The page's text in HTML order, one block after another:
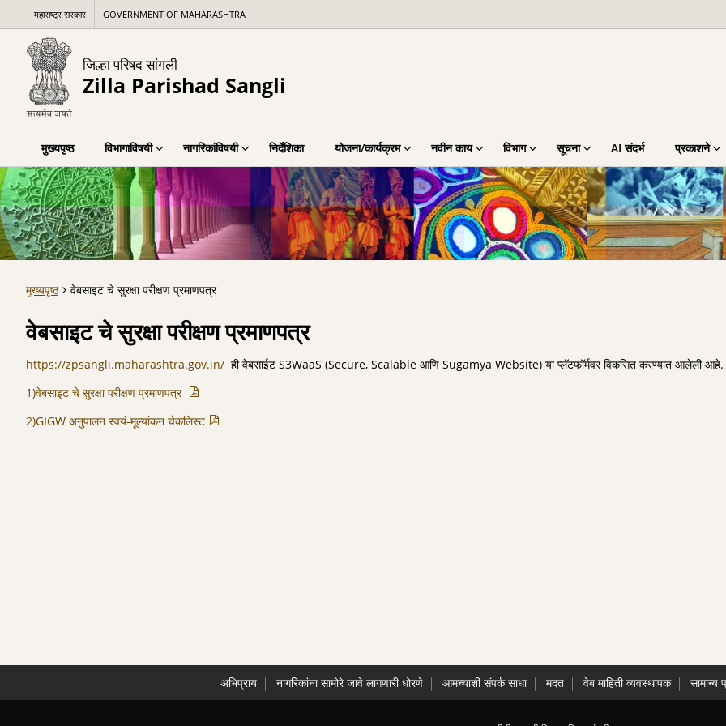
महाराष्ट्र सरकार GOVERNMENT OF MAHARASHTRA
जिल्हा परिषद सांगली
Zilla Parishad Sangli
मुख्यपृष्ठ विभागाविषयी नागरिकांविषयी निर्देशिका योजना/कार्यक्रम नवीन काय विभाग सूचना AI संदर्भ प्रकाशने
मुख्यपृष्ठ वेबसाइट चे सुरक्षा परीक्षण प्रमाणपत्र
वेबसाइट चे सुरक्षा परीक्षण प्रमाणपत्र
https://zpsangli.maharashtra.gov.in/ ही वेबसाईट S3WaaS (Secure, Scalable आणि Sugamya Website) या प्लॅटफॉर्मवर विकसित करण्यात आलेली आहे.
1)वेबसाइट चे सुरक्षा परीक्षण प्रमाणपत्र
2)GIGW अनुपालन स्वयं-मूल्यांकन चेकलिस्ट
अभिप्राय नागरिकांना सामोरे जावे लागणारी धोरणे आमच्याशी संपर्क साधा मदत वेब माहिती व्यवस्थापक सामान्य